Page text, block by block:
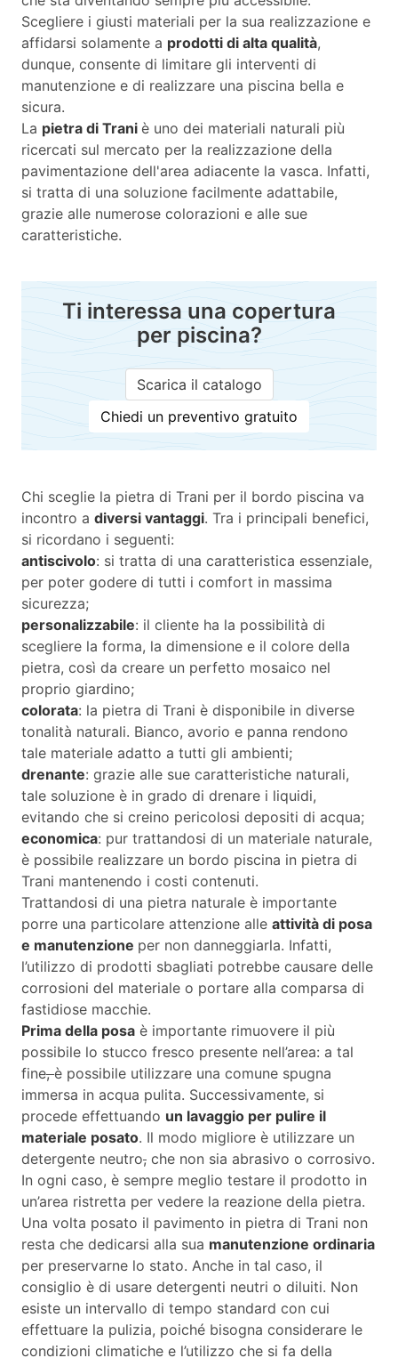
Scegliere i giusti materiali per la sua realizzazione e
affidarsi solamente a prodotti di alta qualità,
dunque, consente di limitare gli interventi di
manutenzione e di realizzare una piscina bella e
sicura.
La pietra di Trani è uno dei materiali naturali più
ricercati sul mercato per la realizzazione della
pavimentazione dell'area adiacente la vasca. Infatti,
si tratta di una soluzione facilmente adattabile,
grazie alle numerose colorazioni e alle sue
caratteristiche.
Ti interessa una copertura
per piscina?
Scarica il catalogo
Chiedi un preventivo gratuito
Chi sceglie la pietra di Trani per il bordo piscina va
incontro a diversi vantaggi. Tra i principali benefici,
si ricordano i seguenti:
antiscivolo: si tratta di una caratteristica essenziale,
per poter godere di tutti i comfort in massima
sicurezza;
personalizzabile: il cliente ha la possibilità di
scegliere la forma, la dimensione e il colore della
pietra, così da creare un perfetto mosaico nel
proprio giardino;
colorata: la pietra di Trani è disponibile in diverse
tonalità naturali. Bianco, avorio e panna rendono
tale materiale adatto a tutti gli ambienti;
drenante: grazie alle sue caratteristiche naturali,
tale soluzione è in grado di drenare i liquidi,
evitando che si creino pericolosi depositi di acqua;
economica: pur trattandosi di un materiale naturale,
è possibile realizzare un bordo piscina in pietra di
Trani mantenendo i costi contenuti.
Trattandosi di una pietra naturale è importante
porre una particolare attenzione alle attività di posa
e manutenzione per non danneggiarla. Infatti,
l’utilizzo di prodotti sbagliati potrebbe causare delle
corrosioni del materiale o portare alla comparsa di
fastidiose macchie.
Prima della posa è importante rimuovere il più
possibile lo stucco fresco presente nell’area: a tal
fine,è possibile utilizzare una comune spugna
immersa in acqua pulita. Successivamente, si
procede effettuando un lavaggio per pulire il
materiale posato. Il modo migliore è utilizzare un
detergente neutro, che non sia abrasivo o corrosivo.
In ogni caso, è sempre meglio testare il prodotto in
un’area ristretta per vedere la reazione della pietra.
Una volta posato il pavimento in pietra di Trani non
resta che dedicarsi alla sua manutenzione ordinaria
per preservarne lo stato. Anche in tal caso, il
consiglio è di usare detergenti neutri o diluiti. Non
esiste un intervallo di tempo standard con cui
effettuare la pulizia, poiché bisogna considerare le
condizioni climatiche e l’utilizzo che si fa della